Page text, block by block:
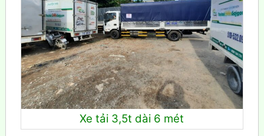
Xe tải 3,5t dài 6 mét